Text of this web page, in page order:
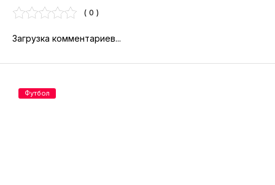
( 0 )
Загрузка комментариев...
Футбол